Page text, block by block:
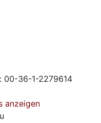
00-36-1-2279614
anzeigen